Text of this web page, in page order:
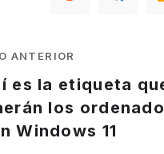
ANTERIOR
es la etiqueta
los
Windows 11